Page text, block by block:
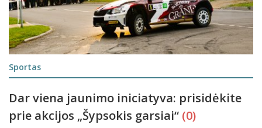
Sportas
Dar viena jaunimo iniciatyva: prisidėkite
prie akcijos „Šypsokis garsiai“ (0)